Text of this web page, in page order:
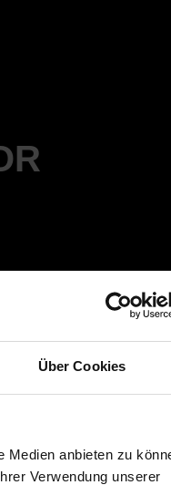
Über Cookies
Medien anbieten zu
Verwendung unserer